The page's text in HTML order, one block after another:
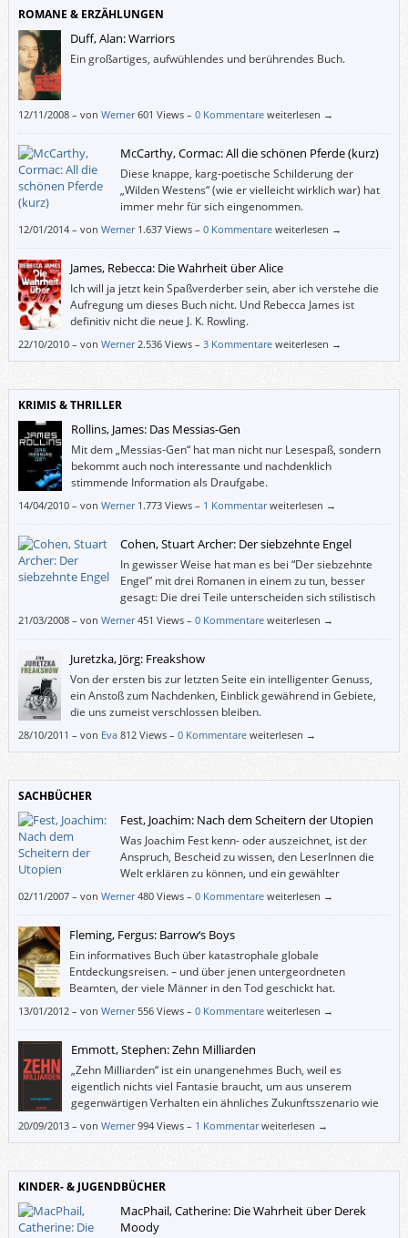
ROMANE & ERZÄHLUNGEN
Duff, Alan: Warriors
Ein großartiges, aufwühlendes und berührendes Buch.
12/11/2008– von Werner 601 Views – 0 Kommentare weiterlesen →
McCarthy, Cormac: All die schönen Pferde (kurz)
Diese knappe, karg-poetische Schilderung der
„Wilden Westens“ (wie er vielleicht wirklich war) hat
immer mehr für sich eingenommen.
12/01/2014– von Werner 1.637 Views – 0 Kommentare weiterlesen →
James, Rebecca: Die Wahrheit über Alice
Ich will ja jetzt kein Spaßverderber sein, aber ich verstehe die
Aufregung um dieses Buch nicht. Und Rebecca James ist
definitiv nicht die neue J. K. Rowling.
22/10/2010– von Werner 2.536 Views – 3 Kommentare weiterlesen →
KRIMIS & THRILLER
Rollins, James: Das Messias-Gen
Mit dem „Messias-Gen“ hat man nicht nur Lesespaß, sondern
bekommt auch noch interessante und nachdenklich
stimmende Information als Draufgabe.
14/04/2010– von Werner 1.773 Views – 1 Kommentar weiterlesen →
Cohen, Stuart Archer: Der siebzehnte Engel
In gewisser Weise hat man es bei “Der siebzehnte
Engel” mit drei Romanen in einem zu tun, besser
gesagt: Die drei Teile unterscheiden sich stilistisch
sehr stark, wiewohl sie dieselbe Handlung
21/03/2008– von Werner 451 Views – 0 Kommentare weiterlesen →
Juretzka, Jörg: Freakshow
Von der ersten bis zur letzten Seite ein intelligenter Genuss,
ein Anstoß zum Nachdenken, Einblick gewährend in Gebiete,
die uns zumeist verschlossen bleiben.
28/10/2011 – von Eva 812 Views – 0 Kommentare weiterlesen →
SACHBÜCHER
Fest, Joachim: Nach dem Scheitern der Utopien
Was Joachim Fest kenn- oder auszeichnet, ist der
Anspruch, Bescheid zu wissen, den LeserInnen die
Welt erklären zu können, und ein gewählter
Schreibstil, der manchmal ein wenig an die
02/11/2007– von Werner 480 Views – 0 Kommentare weiterlesen →
Fleming, Fergus: Barrow‘s Boys
Ein informatives Buch über katastrophale globale
Entdeckungsreisen. – und über jenen untergeordneten
Beamten, der viele Männer in den Tod geschickt hat.
13/01/2012– von Werner 556 Views – 0 Kommentare weiterlesen →
Emmott, Stephen: Zehn Milliarden
„Zehn Milliarden“ ist ein unangenehmes Buch, weil es
eigentlich nichts viel Fantasie braucht, um aus unserem
gegenwärtigen Verhalten ein ähnliches Zukunftsszenario wie
Emmott zu entwickeln. Man kann nur hoffen, dass es nicht
20/09/2013– von Werner 994 Views – 1 Kommentar weiterlesen →
KINDER- & JUGENDBÜCHER
MacPhail, Catherine: Die Wahrheit über Derek
Moody